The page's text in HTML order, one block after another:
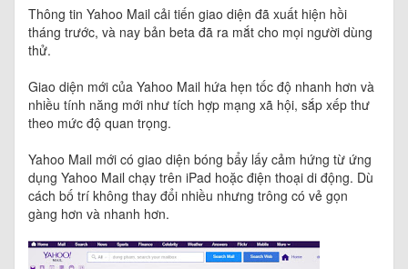
Thông tin Yahoo Mail cải tiến giao diện đã xuất hiện hồi
tháng trước, và nay bản beta đã ra mắt cho mọi người dùng
thử.
Giao diện mới của Yahoo Mail hứa hẹn tốc độ nhanh hơn và
nhiều tính năng mới như tích hợp mạng xã hội, sắp xếp thư
theo mức độ quan trọng.
Yahoo Mail mới có giao diện bóng bẩy lấy cảm hứng từ ứng
dụng Yahoo Mail chạy trên iPad hoặc điện thoại di động. Dù
cách bố trí không thay đổi nhiều nhưng trông có vẻ gọn
gàng hơn và nhanh hơn.